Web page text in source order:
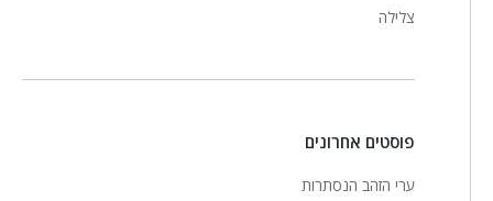
צלילה
פוסטים אחרונים
ערי הזהב הנסתרות